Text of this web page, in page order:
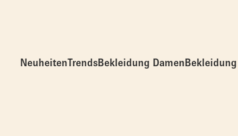
NeuheitenTrendsBekleidung Damen